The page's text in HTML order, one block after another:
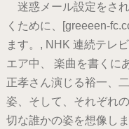
迷惑メール設定をさ
くために、[greeeen-
ます。, NHK 連続テレ
エア中、 楽曲を書くに
正孝さん演じる裕一、
姿、そして、それぞれ
切な誰かの姿を想像し